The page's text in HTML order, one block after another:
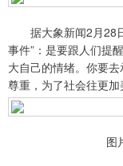
据大象新闻2月28日
事件”：是要跟人们提
大自己的情绪。你要
尊重，为了社会往更加
图